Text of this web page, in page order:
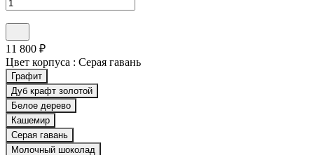
11 800 ₽
Цвет корпуса : Серая гавань
Графит
Дуб крафт золотой
Белое дерево
Кашемир
Серая гавань
Молочный шоколад